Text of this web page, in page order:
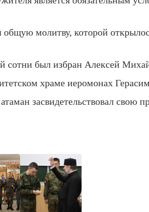
молитву, которой
сотни был избран Алексей
храме иеромонах
засвидетельствовал свою